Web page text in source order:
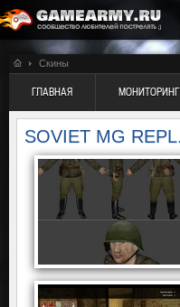
Скины
ГЛАВНАЯ МОНИТОРИНГ
SOVIET MG